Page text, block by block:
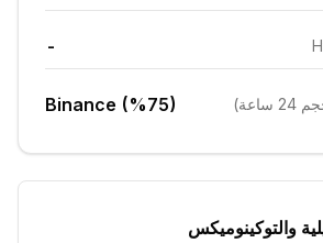
-
Binance (%75)
والتوكينوميكس